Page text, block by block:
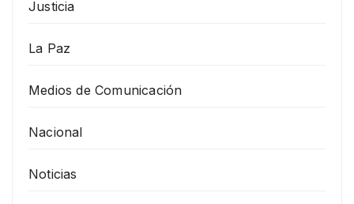
Justicia
La Paz
Medios de Comunicación
Nacional
Noticias